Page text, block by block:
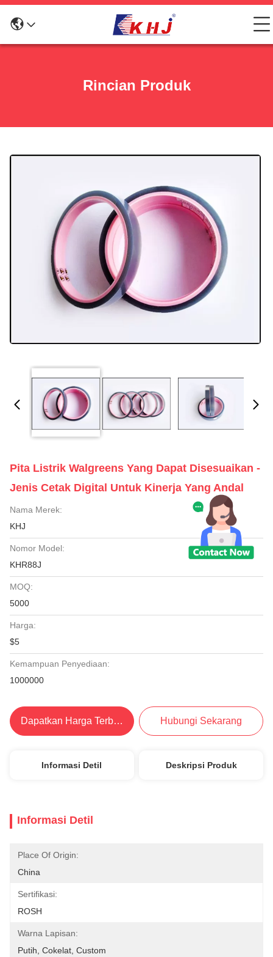
Rincian Produk
Pita Listrik Walgreens Yang Dapat Disesuaikan -
Jenis Cetak Digital Untuk Kinerja Yang Andal
Nama Merek:
KHJ
Nomor Model:
KHR88J
MOQ:
5000
Harga:
$5
Kemampuan Penyediaan:
1000000
Dapatkan Harga Terbaik Hubungi Sekarang
Informasi Detil Deskripsi Produk
Informasi Detil
Place Of Origin:
China
Sertifikasi:
ROSH
Warna Lapisan:
Putih, Cokelat, Custom